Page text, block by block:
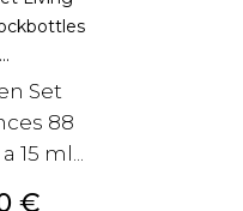
Set
88
15 ml...
€